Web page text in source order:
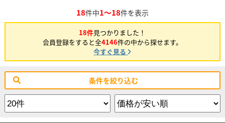
18件中1～18件を表示
18件見つかりました！
会員登録をすると全4146件の中から探せます。
今すぐ見る
条件を絞り込む